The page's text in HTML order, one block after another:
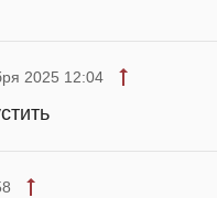
2025 12:04